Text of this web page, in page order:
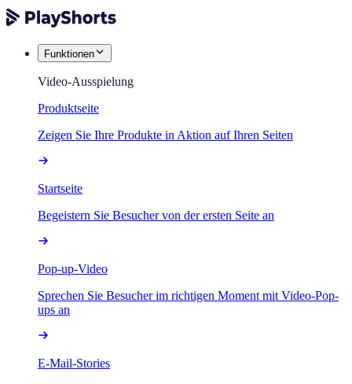
Funktionen
Video-Ausspielung
Produktseite
Zeigen Sie Ihre Produkte in Aktion auf Ihren Seiten
Startseite
Begeistern Sie Besucher von der ersten Seite an
Pop-up-Video
Sprechen Sie Besucher im richtigen Moment mit Video-Pop-
ups an
E-Mail-Stories